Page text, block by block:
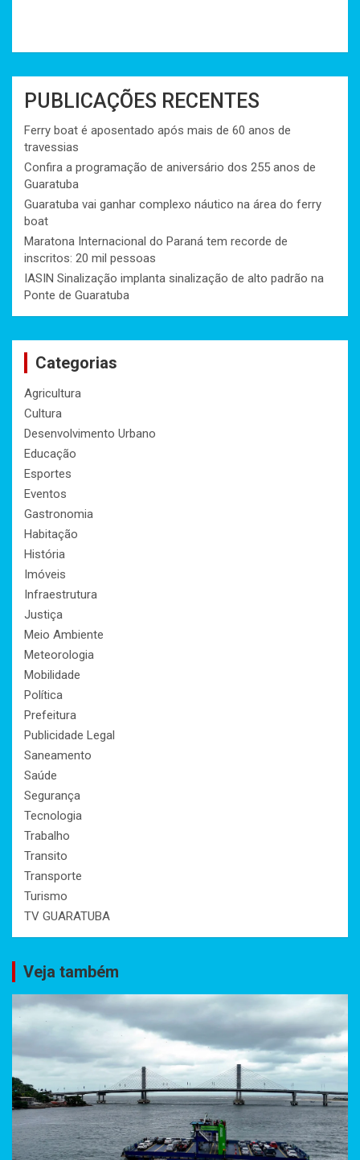
PUBLICAÇÕES RECENTES
Ferry boat é aposentado após mais de 60 anos de
travessias
Confira a programação de aniversário dos 255 anos de
Guaratuba
Guaratuba vai ganhar complexo náutico na área do ferry
boat
Maratona Internacional do Paraná tem recorde de
inscritos: 20 mil pessoas
IASIN Sinalização implanta sinalização de alto padrão na
Ponte de Guaratuba
Categorias
Agricultura
Cultura
Desenvolvimento Urbano
Educação
Esportes
Eventos
Gastronomia
Habitação
História
Imóveis
Infraestrutura
Justiça
Meio Ambiente
Meteorologia
Mobilidade
Política
Prefeitura
Publicidade Legal
Saneamento
Saúde
Segurança
Tecnologia
Trabalho
Transito
Transporte
Turismo
TV GUARATUBA
Veja também